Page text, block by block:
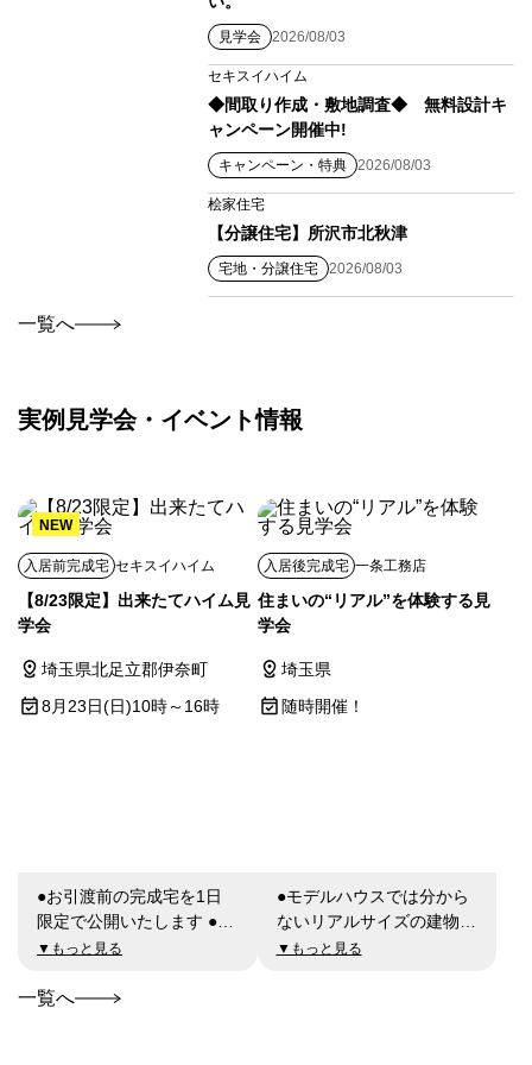
見学会 2026/08/03
セキスイハイム
◆間取り作成・敷地調査◆ 無料設計キ
ャンペーン開催中!
キャンペーン・特典 2026/08/03
桧家住宅
【分譲住宅】所沢市北秋津
宅地・分譲住宅 2026/08/03
一覧へ
実例見学会・イベント情報
NEW
入居前完成宅 セキスイハイム
【8/23限定】出来たてハイム見
学会
埼玉県北足立郡伊奈町
8月23日(日)10時～16時
●お引渡前の完成宅を1日
限定で公開いたします ●2
階建て・32坪・3LDKの
のこだわりが詰まった間取
▼もっと見る
入居後完成宅 一条工務店
住まいの“リアル”を体験する見
学会
埼玉県
随時開催！
●モデルハウスでは分から
ないリアルサイズの建物見
学会！ ●住んでからでなけ
▼もっと見る
一覧へ